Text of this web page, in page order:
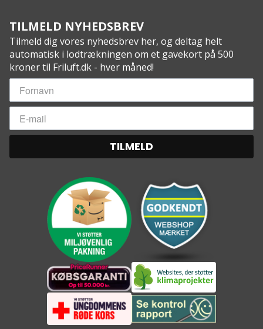
TILMELD NYHEDSBREV
Tilmeld dig vores nyhedsbrev her, og deltag helt
automatisk i lodtrækningen om et gavekort på 500
kroner til Friluft.dk - hver måned!
TILMELD